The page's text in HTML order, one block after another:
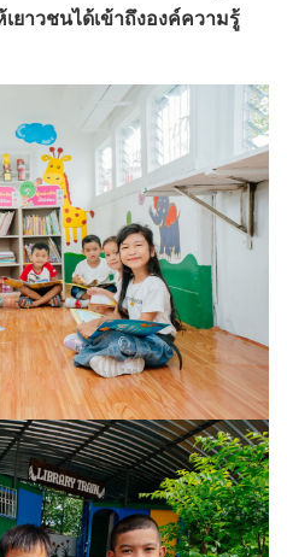
ยาวชนได้เข้าถึงองค์ความรู้